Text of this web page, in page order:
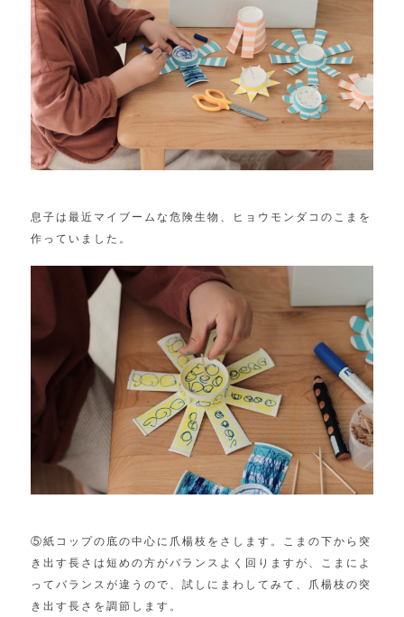
息子は最近マイブームな危険生物、ヒョウモンダコのこまを
作っていました。
⑤紙コップの底の中心に爪楊枝をさします。こまの下から突
き出す長さは短めの方がバランスよく回りますが、こまによ
ってバランスが違うので、試しにまわしてみて、爪楊枝の突
き出す長さを調節します。